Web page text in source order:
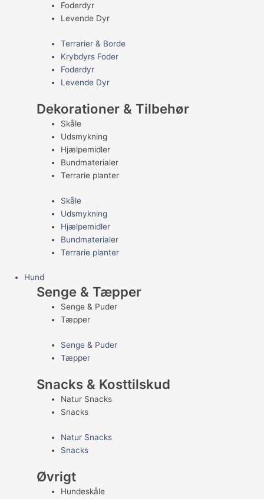
Foderdyr
Levende Dyr
Terrarier & Borde
Krybdyrs Foder
Foderdyr
Levende Dyr
Dekorationer & Tilbehør
Skåle
Udsmykning
Hjælpemidler
Bundmaterialer
Terrarie planter
Skåle
Udsmykning
Hjælpemidler
Bundmaterialer
Terrarie planter
Hund
Senge & Tæpper
Senge & Puder
Tæpper
Senge & Puder
Tæpper
Snacks & Kosttilskud
Natur Snacks
Snacks
Natur Snacks
Snacks
Øvrigt
Hundeskåle